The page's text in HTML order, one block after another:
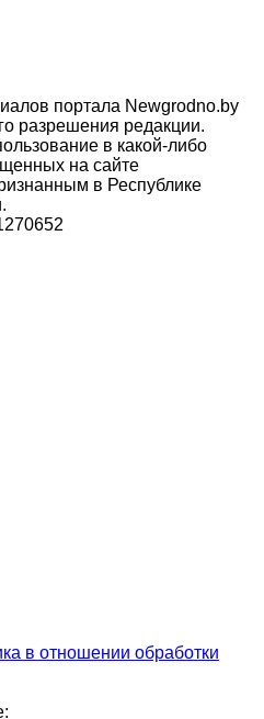
портала Newgrodno.by
разрешения редакции.
в какой-либо
на сайте
в Республике
в отношении обработки